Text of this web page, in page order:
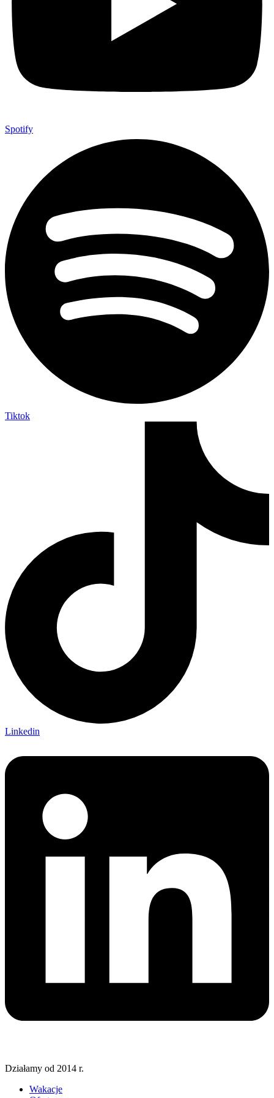
Spotify
Tiktok
Linkedin
Działamy od 2014 r.
Wakacje